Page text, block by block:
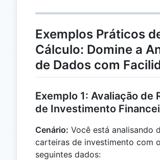
Exemplos Práticos
Cálculo: Domine a
de Dados com
Exemplo 1: Avaliação de
de Investimento
Cenário: Você está analisando
carteiras de investimento com
seguintes dados: